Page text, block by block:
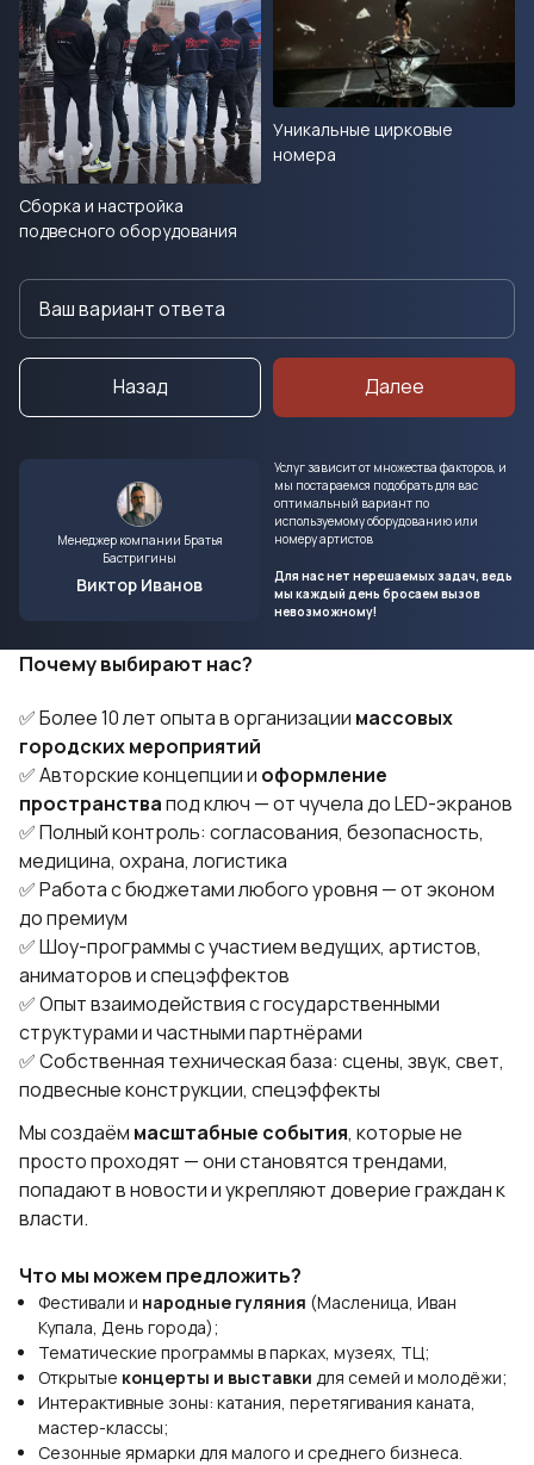
Сборка и настройка
подвесного оборудования
Уникальные цирковые
номера
Назад Далее
Менеджер компании Братья
Бастригины
Виктор Иванов
Услуг зависит от множества факторов, и
мы постараемся подобрать для вас
оптимальный вариант по
используемому оборудованию или
номеру артистов
Для нас нет нерешаемых задач, ведь
мы каждый день бросаем вызов
невозможному!
Почему выбирают нас?
✅ Более 10 лет опыта в организации массовых
городских мероприятий
✅ Авторские концепции и оформление
пространствапод ключ — от чучела до LED-экранов
✅ Полный контроль: согласования, безопасность,
медицина, охрана, логистика
✅ Работа с бюджетами любого уровня — от эконом
до премиум
✅ Шоу-программы с участием ведущих, артистов,
аниматоров и спецэффектов
✅ Опыт взаимодействия с государственными
структурами и частными партнёрами
✅ Собственная техническая база: сцены, звук, свет,
подвесные конструкции, спецэффекты
Мы создаём масштабные события, которые не
просто проходят — они становятся трендами,
попадают в новости и укрепляют доверие граждан к
власти.
Что мы можем предложить?
Фестивали и народные гуляния (Масленица, Иван
Купала, День города);
Тематические программы в парках, музеях, ТЦ;
Открытые концерты и выставки для семей и молодёжи;
Интерактивные зоны: катания, перетягивания каната,
мастер-классы;
Сезонные ярмарки для малого и среднего бизнеса.